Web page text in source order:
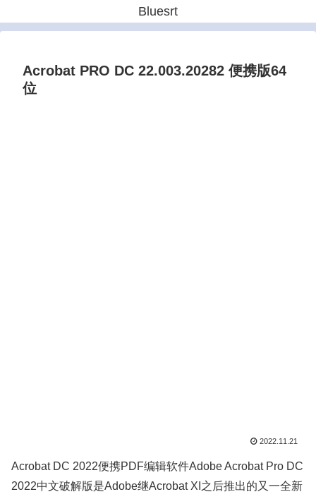
Bluesrt
Acrobat PRO DC 22.003.20282 便携版64
位
2022.11.21
Acrobat DC 2022便携PDF编辑软件Adobe Acrobat Pro DC
2022中文破解版是Adobe继Acrobat XI之后推出的又一全新